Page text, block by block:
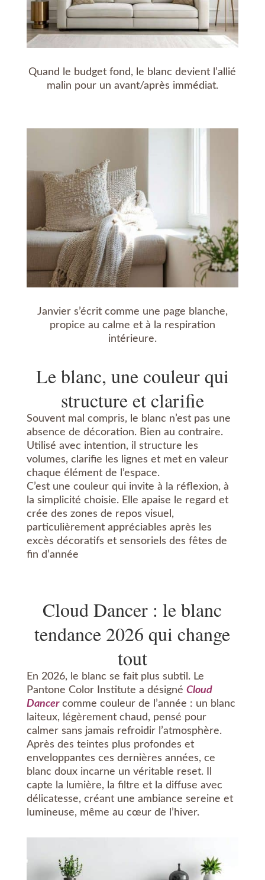
Quand le budget fond, le blanc devient l’allié
malin pour un avant/après immédiat.
Janvier s’écrit comme une page blanche,
propice au calme et à la respiration
intérieure.
Le blanc, une couleur qui
structure et clarifie
Souvent mal compris, le blanc n’est pas une
absence de décoration. Bien au contraire.
Utilisé avec intention, il structure les
volumes, clarifie les lignes et met en valeur
chaque élément de l’espace.
C’est une couleur qui invite à la réflexion, à
la simplicité choisie. Elle apaise le regard et
crée des zones de repos visuel,
particulièrement appréciables après les
excès décoratifs et sensoriels des fêtes de
fin d’année
Cloud Dancer : le blanc
tendance 2026 qui change
tout
En 2026, le blanc se fait plus subtil. Le
Pantone Color Institute a désigné Cloud
Dancercomme couleur de l’année : un blanc
laiteux, légèrement chaud, pensé pour
calmer sans jamais refroidir l’atmosphère.
Après des teintes plus profondes et
enveloppantes ces dernières années, ce
blanc doux incarne un véritable reset. Il
capte la lumière, la filtre et la diffuse avec
délicatesse, créant une ambiance sereine et
lumineuse, même au cœur de l’hiver.